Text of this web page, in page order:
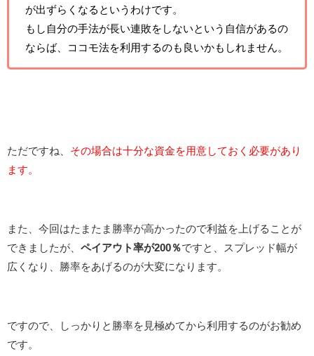
が出ずらくなるというわけです。
もし自分の手法が長い連敗をしないという自信があるの
ならば、ココモ法を利用するのも良いかもしれません。
ただですね、 その場合は十分な資金を用意しておく必要があり
ます。
また、今回はたまたま勝率が高かったので利益を上げることが
できましたが、 ペイアウト率が200％ですと、スプレッド幅が
広くなり、勝率をあげるのが大変になります。
ですので、しっかりと勝率を見極めてから利用するのがお勧め
です。